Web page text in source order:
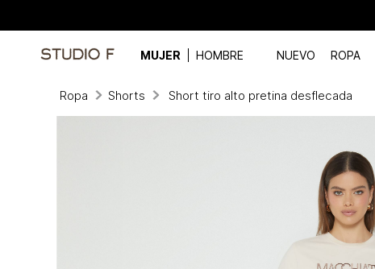
MUJER HOMBRE NUEVO ROPA
Ropa Shorts Short tiro alto pretina desflecada